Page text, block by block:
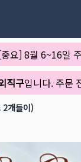
요] 8월 6~16일
직구입니다. 주문
개들이)